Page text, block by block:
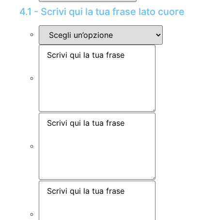
4.1 - Scrivi qui la tua frase lato cuore